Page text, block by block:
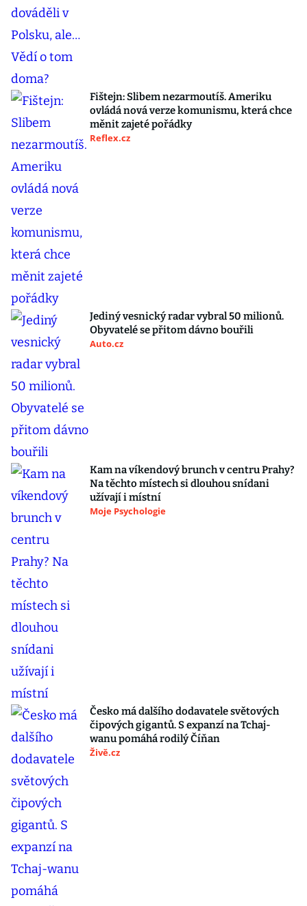
Fištejn: Slibem nezarmoutíš. Ameriku
ovládá nová verze komunismu, která chce
měnit zajeté pořádky
Reflex.cz
Jediný vesnický radar vybral 50 milionů.
Obyvatelé se přitom dávno bouřili
Auto.cz
Kam na víkendový brunch v centru Prahy?
Na těchto místech si dlouhou snídani
užívají i místní
Moje Psychologie
Česko má dalšího dodavatele světových
čipových gigantů. S expanzí na Tchaj-
wanu pomáhá rodilý Číňan
Živě.cz